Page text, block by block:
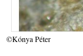
©Kónya Péter